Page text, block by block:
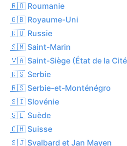
🇷🇴 Roumanie
🇬🇧 Royaume-Uni
🇷🇺 Russie
🇸🇲 Saint-Marin
🇻🇦 Saint-Siège (État de la
🇷🇸 Serbie
🇷🇸 Serbie-et-Monténégro
🇸🇮 Slovénie
🇸🇪 Suède
🇨🇭 Suisse
🇸🇯 Svalbard et Jan Mayen